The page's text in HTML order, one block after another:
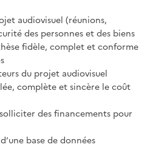
audiovisuel (réunions,
des personnes et des biens
fidèle, complet et conforme
du projet audiovisuel
complète et sincère le coût
des financements pour
base de données